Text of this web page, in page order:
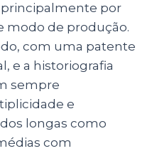
por
modo de produção.
com uma patente
e a historiografia
sempre
e
longas como
com